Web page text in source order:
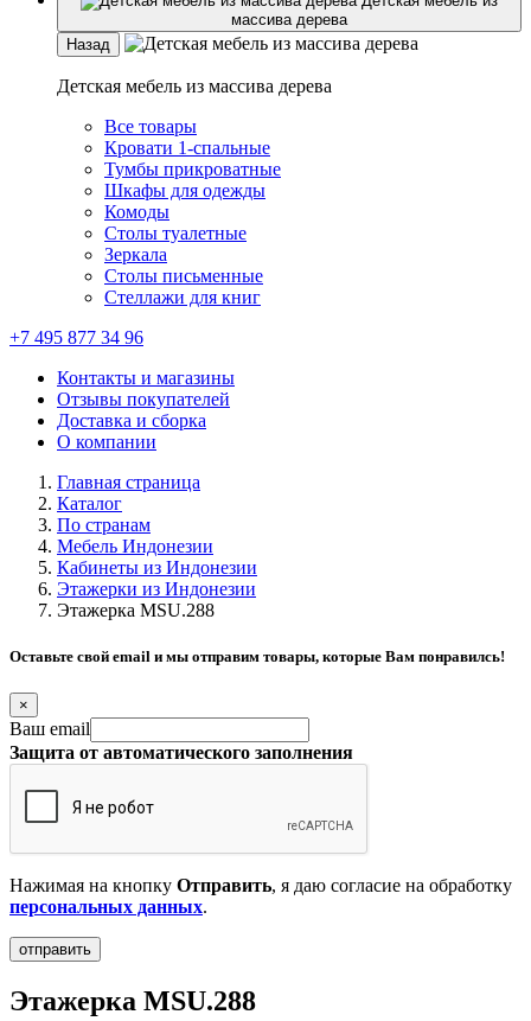
массива дерева
Назад
Детская мебель из массива дерева
Все товары
Кровати 1-спальные
Тумбы прикроватные
Шкафы для одежды
Комоды
Столы туалетные
Зеркала
Столы письменные
Стеллажи для книг
+7 495 877 34 96
Контакты и магазины
Отзывы покупателей
Доставка и сборка
О компании
Главная страница
Каталог
По странам
Мебель Индонезии
Кабинеты из Индонезии
Этажерки из Индонезии
Этажерка MSU.288
Оставьте свой email и мы отправим товары, которые Вам понравилсь!
×
Ваш email
Защита от автоматического заполнения
Нажимая на кнопку Отправить, я даю согласие на обработку
персональных данных.
Этажерка MSU.288